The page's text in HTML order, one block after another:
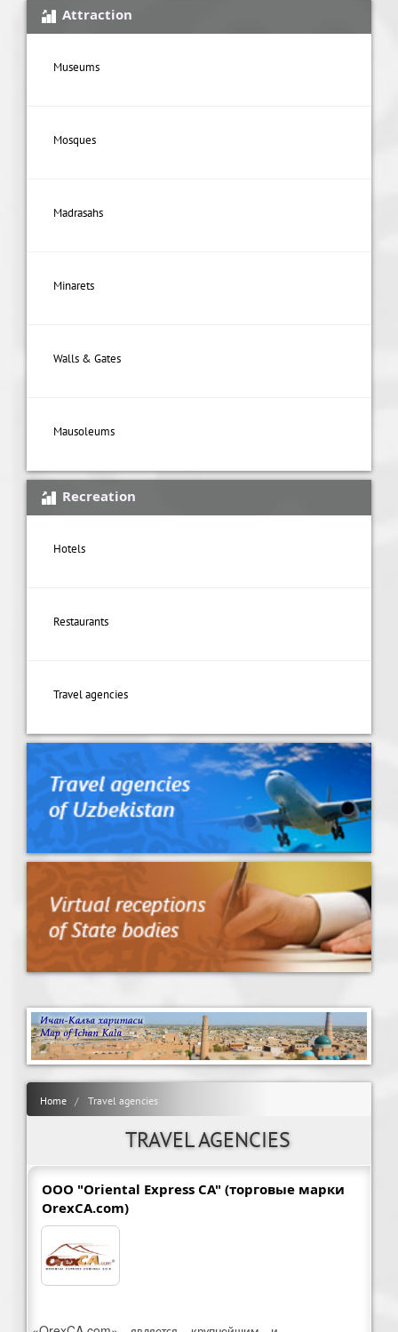
Attraction
Museums
Mosques
Madrasahs
Minarets
Walls & Gates
Mausoleums
Recreation
Hotels
Restaurants
Travel agencies
Home Travel agencies
TRAVEL AGENCIES
OOO "Oriental Express CA" (торговые марки
OrexCA.com)